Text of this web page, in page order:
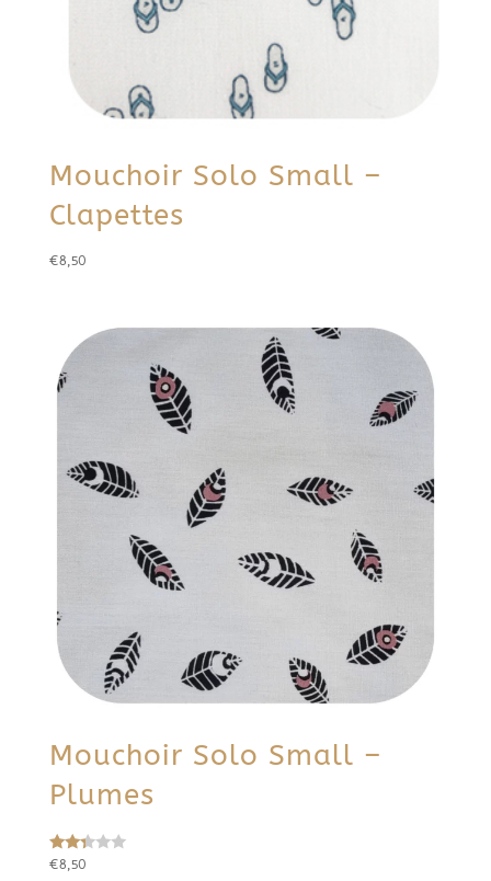
Mouchoir Solo Small –
Clapettes
€8,50
Mouchoir Solo Small –
Plumes
Note
€8,50